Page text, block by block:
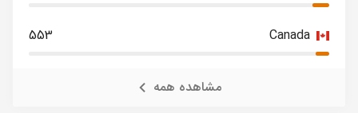
Canada
553
مشاهده همه